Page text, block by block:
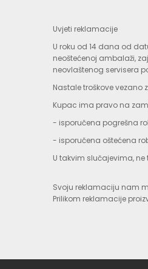
Uvjeti reklamacije
U roku od 14 dana od
neoštećenoj ambalaži,
neovlaštenog servisera
Nastale troškove vezano
Kupac ima pravo na
- isporučena pogrešna
- isporučena oštećena
U takvim slučajevima,
Svoju reklamaciju nam
Prilikom reklamacije